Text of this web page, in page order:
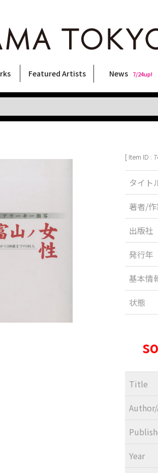
ー
ト
Featured Artists
稲嶺啓一(東風終)
村田言恵
丸岡和吾
Rico Casella
キム・ロートン
菅谷晋一
柴田亜美
内藤啓介
CHRIS
COOKIE
須藤昌人
三島由紀夫
北島敬三
内藤ルネ
三島剛
林月光
大類信
大西洋介
佐伯俊男
天野タケル
二本木里美
春川ナミオ
森山大道
横尾忠則
秋赤音
News 7/24up!
新着・おすすめ
フェア・イベン
お店からのお知
[ Item ID :
タイト
著者/
出版社
発行年
基本情
状態
Title
Year